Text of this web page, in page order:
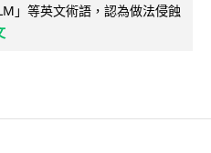
」等英文術語，認為做法侵蝕